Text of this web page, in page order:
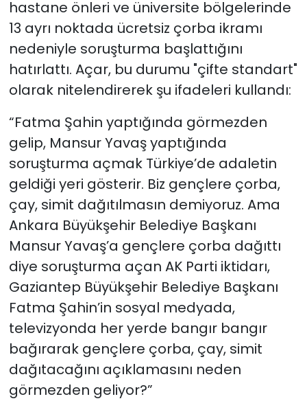
hastane önleri ve üniversite bölgelerinde
13 ayrı noktada ücretsiz çorba ikramı
nedeniyle soruşturma başlattığını
hatırlattı. Açar, bu durumu "çifte standart"
olarak nitelendirerek şu ifadeleri kullandı:
“Fatma Şahin yaptığında görmezden
gelip, Mansur Yavaş yaptığında
soruşturma açmak Türkiye’de adaletin
geldiği yeri gösterir. Biz gençlere çorba,
çay, simit dağıtılmasın demiyoruz. Ama
Ankara Büyükşehir Belediye Başkanı
Mansur Yavaş’a gençlere çorba dağıttı
diye soruşturma açan AK Parti iktidarı,
Gaziantep Büyükşehir Belediye Başkanı
Fatma Şahin’in sosyal medyada,
televizyonda her yerde bangır bangır
bağırarak gençlere çorba, çay, simit
dağıtacağını açıklamasını neden
görmezden geliyor?”